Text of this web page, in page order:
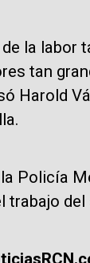
de la
tan
Harold
Policía
trabajo